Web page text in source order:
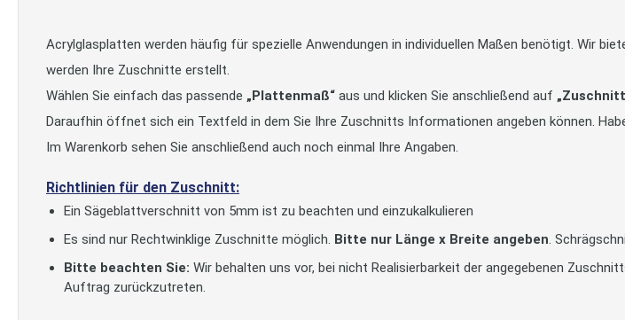
Acrylglasplatten werden häufig für spezielle Anwendungen in individuellen Maßen benötigt. Wir
werden Ihre Zuschnitte erstellt.
Wählen Sie einfach das passende „Plattenmaß“ aus und klicken Sie anschließend auf
Daraufhin öffnet sich ein Textfeld in dem Sie Ihre Zuschnitts Informationen angeben können.
Im Warenkorb sehen Sie anschließend auch noch einmal Ihre Angaben.
Richtlinien für den Zuschnitt:
Ein Sägeblattverschnitt von 5mm ist zu beachten und einzukalkulieren
Es sind nur Rechtwinklige Zuschnitte möglich. Bitte nur Länge x Breite angeben .
Bitte beachten Sie: Wir behalten uns vor, bei nicht Realisierbarkeit der angegebenen
Auftrag zurückzutreten.